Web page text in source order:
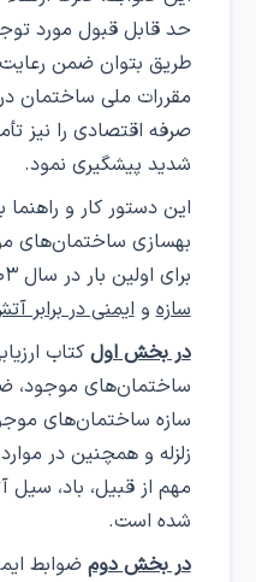
حد قابل قبول مورد
طریق بتوان ضمن رعایت
مقررات ملی ساختمان
صرفه اقتصادی را نیز
شدید پیشگیری نمود.
این دستور کار و راهنما
بهسازی ساختمان‌های
برای اولین بار در سال ۱۴۰۳ و مشتمل بر دو بخش
سازهوایمنی در برابر
در بخش اول کتاب
ساختمان‌های موجود،
سازه ساختمان‌های
زلزله و همچنین در موارد
مهم از قبیل، باد،
شده است.
در بخش دوم ضوابط